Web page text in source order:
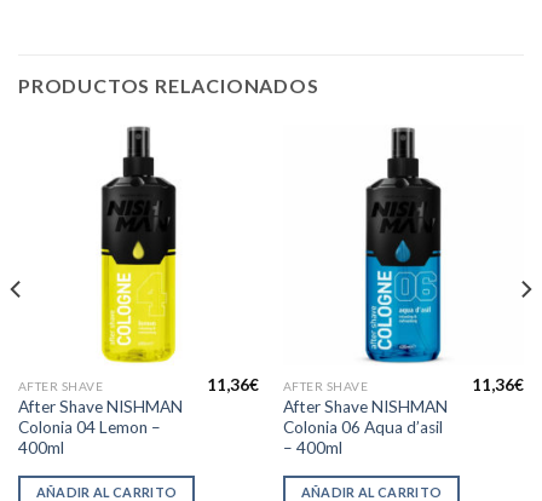
PRODUCTOS RELACIONADOS
AFTER SHAVE
After Shave NISHMAN
Colonia 04 Lemon –
400ml
11,36€
AÑADIR AL CARRITO
AFTER SHAVE
After Shave NISHMAN
Colonia 06 Aqua d’asil
– 400ml
11,36€
AÑADIR AL CARRITO